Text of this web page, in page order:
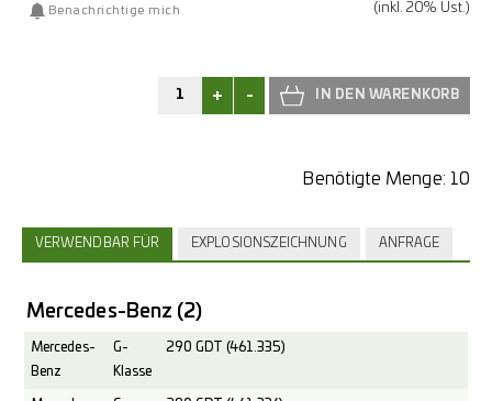
(inkl. 20% Ust.)
Benachrichtige mich
+ -
Benötigte Menge: 10
VERWENDBAR FÜR EXPLOSIONSZEICHNUNG ANFRAGE
Mercedes-Benz (2)
Mercedes-
Benz
G-
Klasse
290 GDT (461.335)